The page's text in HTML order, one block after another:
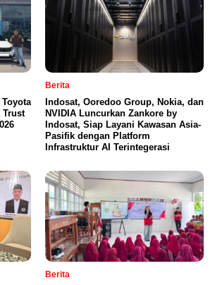
Trust
Berita
Indosat, Ooredoo Group, Nokia, dan
NVIDIA Luncurkan Zankore by
Indosat, Siap Layani Kawasan Asia-
Pasifik dengan Platform
Infrastruktur AI Terintegerasi
Berita